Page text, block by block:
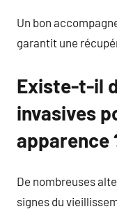
Un bon
garantit une
Existe-t-il
invasives
apparence
De nombreuses
signes du